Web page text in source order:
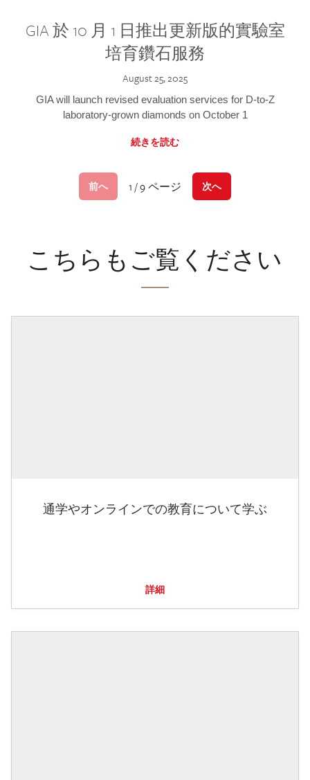
GIA 於 10 月 1 日推出更新版的實驗室
培育鑽石服務
August 25, 2025
GIA will launch revised evaluation services for D-to-Z
laboratory-grown diamonds on October 1
続きを読む
前へ 1 / 9 ページ 次へ
こちらもご覧ください
通学やオンラインでの教育について学ぶ
詳細